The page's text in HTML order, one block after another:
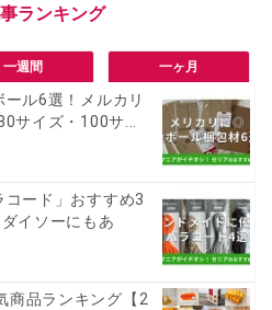
一週間 一ヶ月
ル6選！メルカリ
サイズ・100サ...
ード」おすすめ3
イソーにもあ
商品ランキング【2